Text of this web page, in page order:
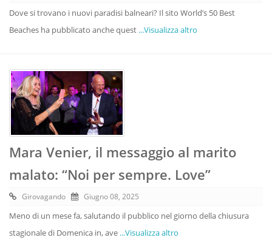
Dove si trovano i nuovi paradisi balneari? Il sito World’s 50 Best
Beaches ha pubblicato anche quest ...Visualizza altro
Mara Venier, il messaggio al marito
malato: “Noi per sempre. Love”
Girovagando Giugno 08, 2025
Meno di un mese fa, salutando il pubblico nel giorno della chiusura
stagionale di Domenica in, ave ...Visualizza altro